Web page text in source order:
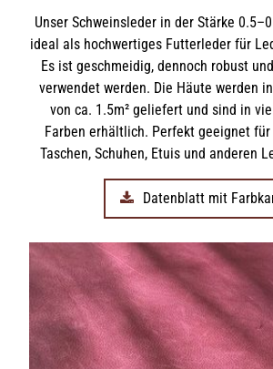
Unser Schweinsleder in der Stärke
ideal als hochwertiges Futterleder für
Es ist geschmeidig, dennoch robust
verwendet werden. Die Häute werden
von ca. 1.5m² geliefert und sind in
Farben erhältlich. Perfekt geeignet
Taschen, Schuhen, Etuis und anderen
Datenblatt mit